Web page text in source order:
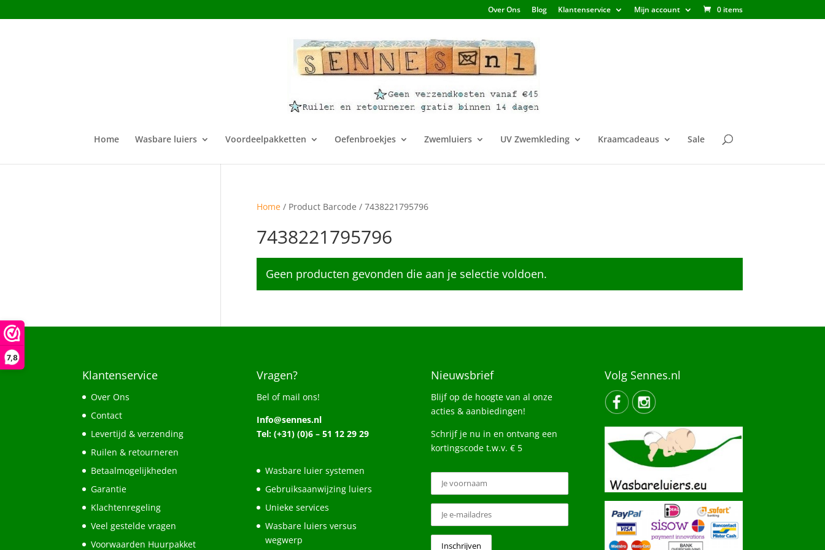
7,8
Over Ons Blog Klantenservice Mijn account 0 items
Home Wasbare luiers Voordeelpakketten Oefenbroekjes Zwemluiers UV Zwemkleding Kraamcadeaus Sale
Home/ Product Barcode / 7438221795796
7438221795796
Geen producten gevonden die aan je selectie voldoen.
Klantenservice
Over Ons
Contact
Levertijd & verzending
Ruilen & retourneren
Betaalmogelijkheden
Garantie
Klachtenregeling
Veel gestelde vragen
Voorwaarden Huurpakket
Vragen?
Bel of mail ons!
Info@sennes.nl
Tel: (+31) (0)6 – 51 12 29 29
Wasbare luier systemen
Gebruiksaanwijzing luiers
Unieke services
Wasbare luiers versus
wegwerp
Nieuwsbrief
Blijf op de hoogte van al onze
acties & aanbiedingen!
Schrijf je nu in en ontvang een
kortingscode t.w.v. € 5
Volg Sennes.nl